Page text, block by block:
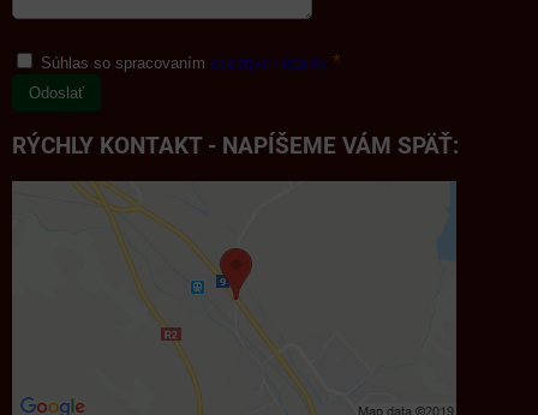
Súhlas so spracovaním osobných údajov *
Odoslať
RÝCHLY KONTAKT - NAPÍŠEME VÁM SPÄŤ: